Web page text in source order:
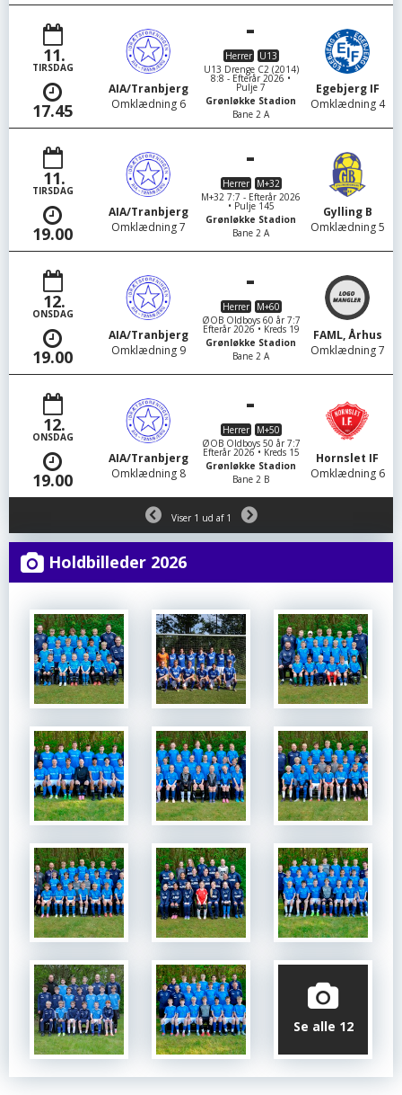
11.
TIRSDAG
17.45
AIA/Tranbjerg
Omklædning 6
-
Herrer
U13
U13 Drenge C2 (2014)
8:8 - Efterår 2026 •
Pulje 7
Grønløkke Stadion
Bane 2 A
Egebjerg IF
Omklædning 4
11.
TIRSDAG
19.00
AIA/Tranbjerg
Omklædning 7
-
Herrer
M+32
M+32 7:7 - Efterår 2026
• Pulje 145
Grønløkke Stadion
Bane 2 A
Gylling B
Omklædning 5
12.
ONSDAG
19.00
AIA/Tranbjerg
Omklædning 9
-
Herrer
M+60
ØOB Oldboys 60 år 7:7
Efterår 2026 • Kreds 19
Grønløkke Stadion
Bane 2 A
FAML, Århus
Omklædning 7
12.
ONSDAG
19.00
AIA/Tranbjerg
Omklædning 8
-
Herrer
M+50
ØOB Oldboys 50 år 7:7
Efterår 2026 • Kreds 15
Grønløkke Stadion
Bane 2 B
Hornslet IF
Omklædning 6
Viser 1 ud af 1
Holdbilleder 2026
Se alle 12